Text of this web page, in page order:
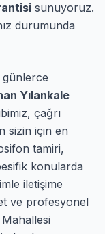
sunuyoruz.
durumunda
Yılankale
çağrı
sizin için en
tamiri,
konularda
iletişime
ve profesyonel